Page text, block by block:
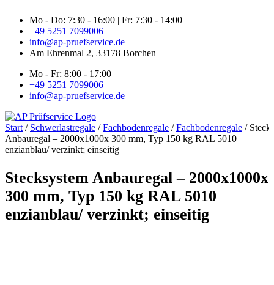
Inhalt
springen
Mo - Do: 7:30 - 16:00 | Fr: 7:30 - 14:00
+49 5251 7099006
info@ap-pruefservice.de
Am Ehrenmal 2, 33178 Borchen
Mo - Fr: 8:00 - 17:00
+49 5251 7099006
info@ap-pruefservice.de
Start / Schwerlastregale /Fachbodenregale /Fachbodenregale /
Anbauregal – 2000x1000x 300 mm, Typ 150 kg RAL 5010
enzianblau/ verzinkt; einseitig
Stecksystem Anbauregal – 2000x1000x
300 mm, Typ 150 kg RAL 5010
enzianblau/ verzinkt; einseitig